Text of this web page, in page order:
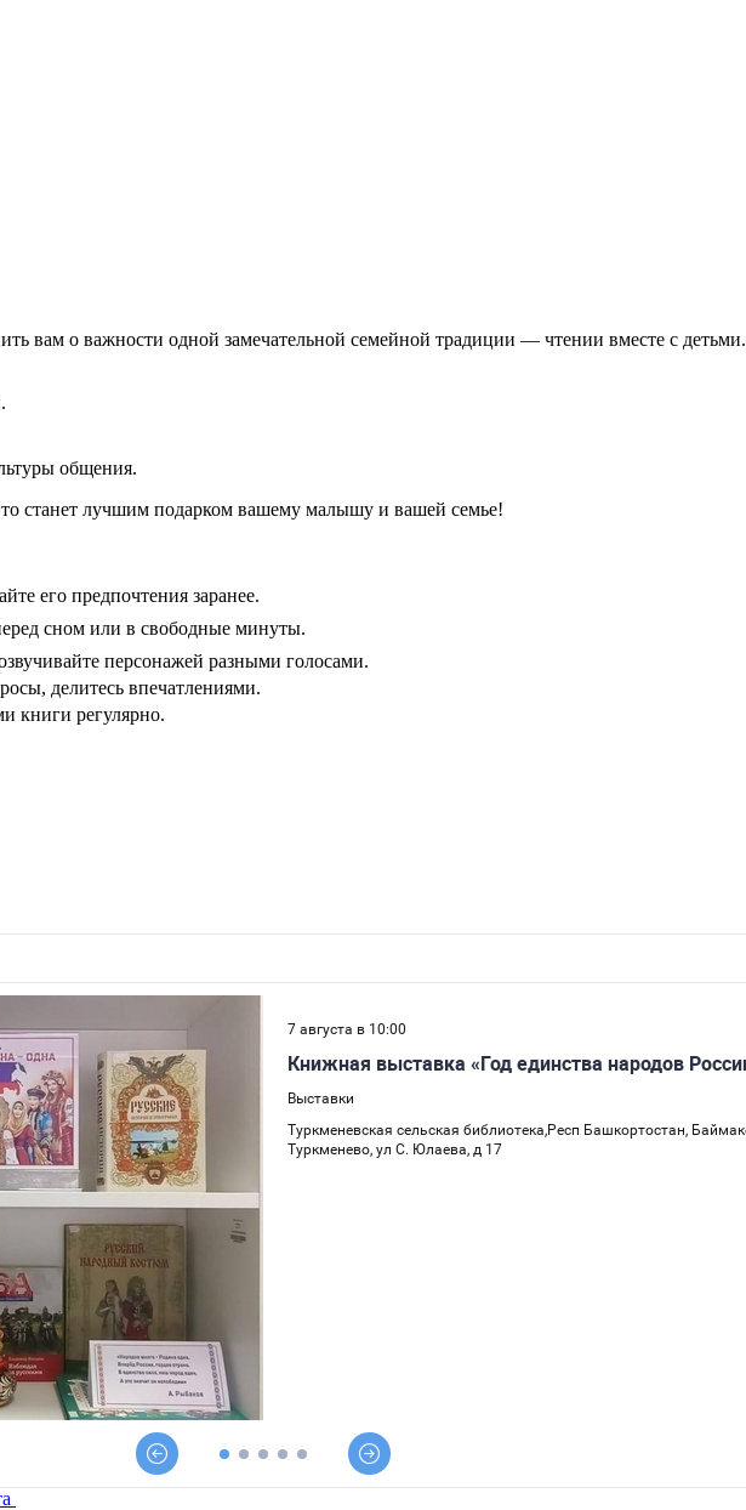
вам о важности одной замечательной семейной традиции — чтении вместе с детьми.
общения.
станет лучшим подарком вашему малышу и вашей семье!
его предпочтения заранее.
сном или в свободные минуты.
персонажей разными голосами.
делитесь впечатлениями.
книги регулярно.